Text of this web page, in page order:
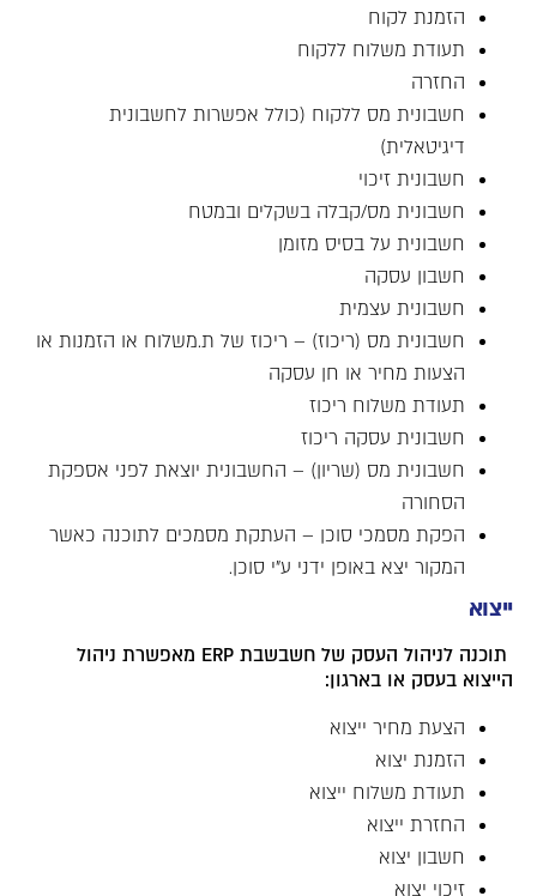
הזמנת לקוח
תעודת משלוח ללקוח
החזרה
חשבונית מס ללקוח (כולל אפשרות לחשבונית
דיגיטאלית)
חשבונית זיכוי
חשבונית מס/קבלה בשקלים ובמטח
חשבונית על בסיס מזומן
חשבון עסקה
חשבונית עצמית
חשבונית מס (ריכוז) – ריכוז של ת.משלוח או הזמנות או
הצעות מחיר או חן עסקה
תעודת משלוח ריכוז
חשבונית עסקה ריכוז
חשבונית מס (שריון) – החשבונית יוצאת לפני אספקת
הסחורה
הפקת מסמכי סוכן – העתקת מסמכים לתוכנה כאשר
המקור יצא באופן ידני ע"י סוכן.
ייצוא
תוכנה לניהול העסק של חשבשבת ERP מאפשרת ניהול
הייצוא בעסק או בארגון:
הצעת מחיר ייצוא
הזמנת יצוא
תעודת משלוח ייצוא
החזרת ייצוא
חשבון יצוא
זיכוי יצוא